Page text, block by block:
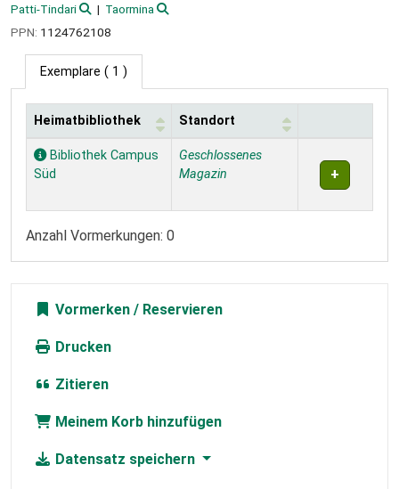
Patti-Tindari
Taormina
PPN: 1124762108
Exemplare ( 1 )
Exemplare
Heimatbibliothek Standort
Bibliothek Campus
Süd
Geschlossenes
Magazin
Anzahl Vormerkungen: 0
Vormerken
Drucken
Zitieren
Meinem Korb hinzufügen
Datensatz speichern